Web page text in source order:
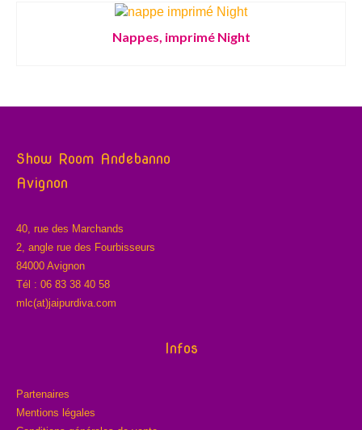
Nappes, imprimé Night
Show Room Andebanno
Avignon
40, rue des Marchands
2, angle rue des Fourbisseurs
84000 Avignon
Tél : 06 83 38 40 58
mlc(at)jaipurdiva.com
Infos
Partenaires
Mentions légales